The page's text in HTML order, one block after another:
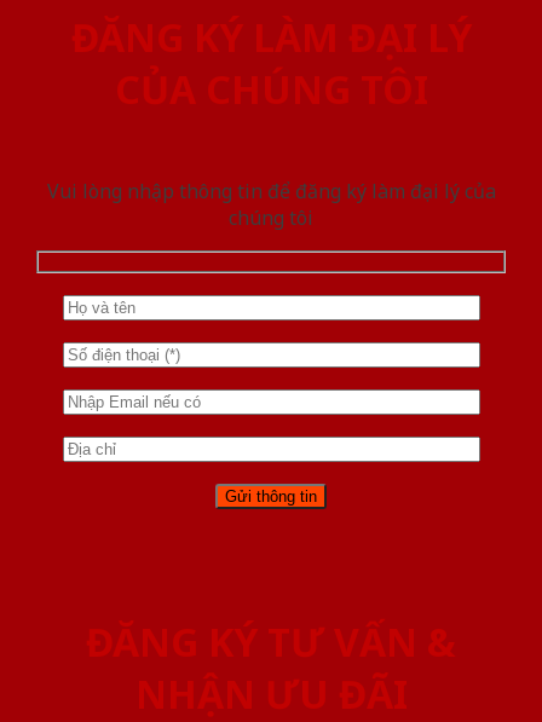
ĐĂNG KÝ LÀM ĐẠI LÝ
CỦA CHÚNG TÔI
Vui lòng nhập thông tin để đăng ký làm đại lý của
chúng tôi
ĐĂNG KÝ TƯ VẤN &
NHẬN ƯU ĐÃI